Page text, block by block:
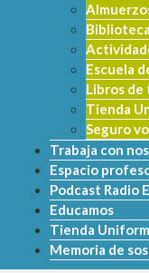
Biblioteca
Escuela
Libros
Tienda
Seguro
Trabaja con
Espacio
Podcast Radio
Educamos
Tienda
Memoria de